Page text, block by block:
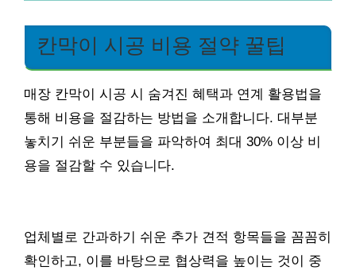
칸막이 시공 비용 절약 꿀팁
매장 칸막이 시공 시 숨겨진 혜택과 연계 활용법을
통해 비용을 절감하는 방법을 소개합니다. 대부분
놓치기 쉬운 부분들을 파악하여 최대 30% 이상 비
용을 절감할 수 있습니다.
업체별로 간과하기 쉬운 추가 견적 항목들을 꼼꼼히
확인하고, 이를 바탕으로 협상력을 높이는 것이 중